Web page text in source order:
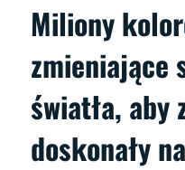
Miliony
zmieniające
światła, aby
doskonały